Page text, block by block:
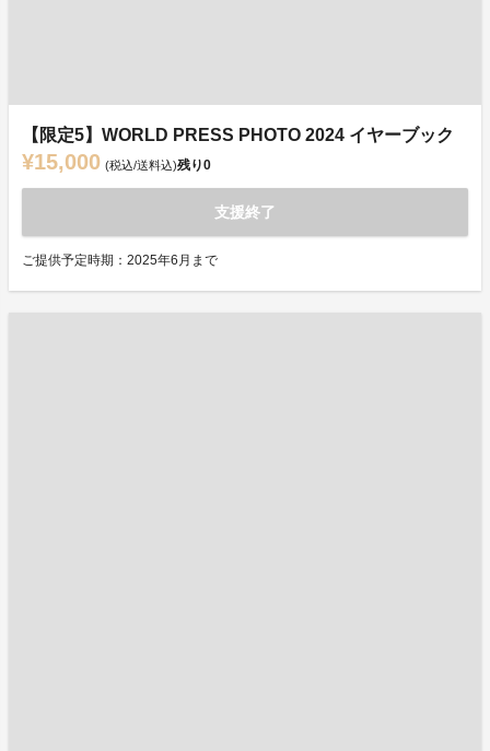
【限定5】WORLD PRESS PHOTO 2024 イヤーブック
¥15,000 (税込/送料込)残り0
支援終了
ご提供予定時期：2025年6月まで